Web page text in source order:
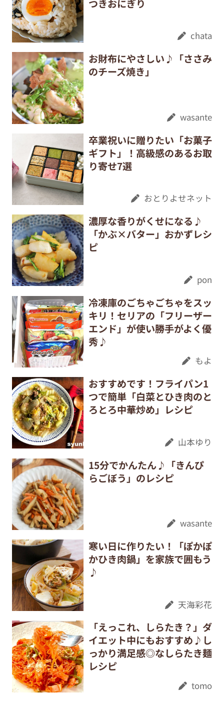
つきおにぎり
chata
お財布にやさしい♪「ささみ
のチーズ焼き」
wasante
卒業祝いに贈りたい「お菓子
ギフト」！高級感のあるお取
り寄せ7選
おとりよせネット
濃厚な香りがくせになる♪
「かぶ×バター」おかずレシ
ピ
pon
冷凍庫のごちゃごちゃをスッ
キリ！セリアの「フリーザー
エンド」が使い勝手がよく優
秀♪
もよ
おすすめです！フライパン1
つで簡単「白菜とひき肉のと
ろとろ中華炒め」レシピ
山本ゆり
15分でかんたん♪「きんぴ
らごぼう」のレシピ
wasante
寒い日に作りたい！「ぽかぽ
かひき肉鍋」を家族で囲もう
♪
天海彩花
「えっこれ、しらたき？」ダ
イエット中にもおすすめ♪し
っかり満足感◎なしらたき麺
レシピ
tomo